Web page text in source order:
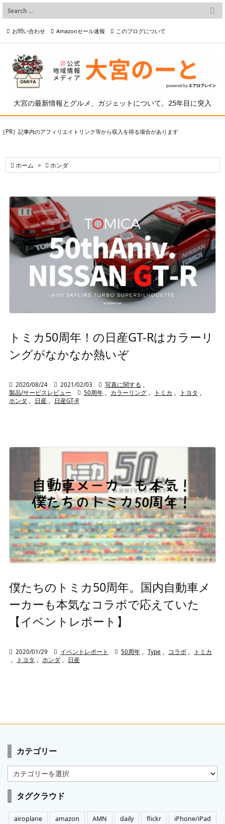
大宮の最新情報とグルメ、ガジェットについて。25年目に突入

メニュー

検索
お問い合わせ Amazonセール速報 このブログについて
プライバシーポリシー等
［PR］記事内のアフィリエイトリンク等から収入を得る場合があります
 ホーム >  ホンダ
トミカ50周年！の日産GT-Rはカラーリ
ングがなかなか熱いぞ
 2020/08/24  2021/02/03  写真に関する
製品/サービスレビュー
 50周年 カラーリング トミカ トヨタ
ホンダ
日産 日産GT-R
僕たちのトミカ50周年。国内自動車メ
ーカーも本気なコラボで応えていた
【イベントレポート】
 2020/01/29  イベントレポート  50周年 , Type , コラボ ,
トミカ
,
トヨタ , ホンダ , 日産
カテゴリー
カ
テ
ゴ
リ
ー
タグクラウド
airoplane amazon AMN daily flickr
iPhone/iPad